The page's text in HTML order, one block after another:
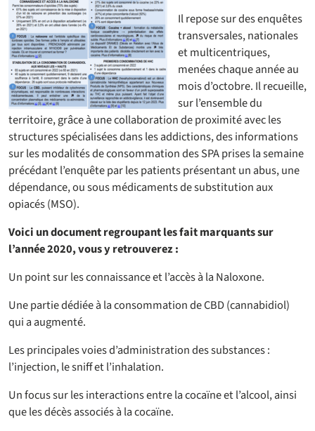
Il repose sur des enquêtes
transversales, nationales
et multicentriques,
menées chaque année au
mois d’octobre. Il recueille,
sur l’ensemble du
territoire, grâce à une collaboration de proximité avec les
structures spécialisées dans les addictions, des informations
sur les modalités de consommation des SPA prises la semaine
précédant l’enquête par les patients présentant un abus, une
dépendance, ou sous médicaments de substitution aux
opiacés (MSO).
Voici un document regroupant les fait marquants sur
l’année 2020, vous y retrouverez :
Un point sur les connaissance et l’accès à la Naloxone.
Une partie dédiée à la consommation de CBD (cannabidiol)
qui a augmenté.
Les principales voies d’administration des substances :
l’injection, le sniff et l’inhalation.
Un focus sur les interactions entre la cocaïne et l’alcool, ainsi
que les décès associés à la cocaïne.